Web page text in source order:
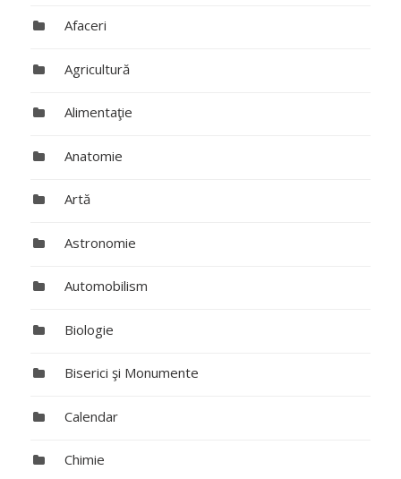
Afaceri
Agricultură
Alimentaţie
Anatomie
Artă
Astronomie
Automobilism
Biologie
Biserici şi Monumente
Calendar
Chimie